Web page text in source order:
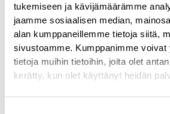
tukemiseen ja kävijämäärämme
jaamme sosiaalisen median,
alan kumppaneillemme tietoja siitä,
sivustoamme. Kumppanimme voivat
tietoja muihin tietoihin, joita olet
kerätty, kun olet käyttänyt heidän
PÄIVITETTY: